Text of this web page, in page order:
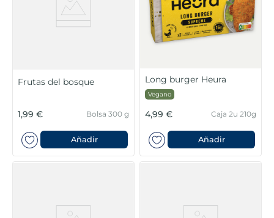
Frutas del bosque
1,99 € Bolsa 300 g
Añadir
Long burger Heura
Vegano
4,99 € Caja 2u 210g
Añadir